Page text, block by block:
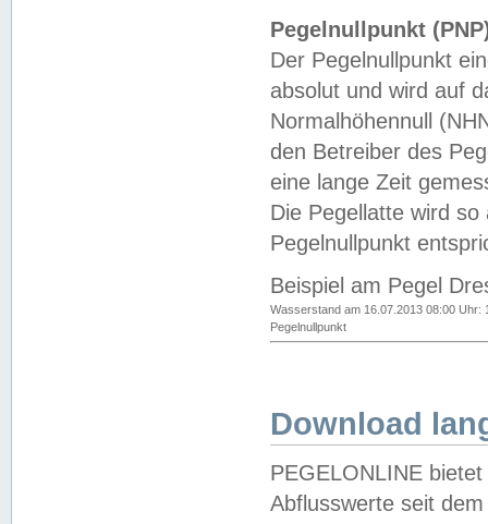
Pegelnullpunkt
Der Pegelnullpunkt
absolut und wird auf
Normalhöhennull
den Betreiber des
eine lange Zeit
Die Pegellatte wird
Pegelnullpunkt
Beispiel am Pegel
Wasserstand am 16.07.2013 08:00 Uhr:
Pegelnullpunkt
Download
PEGELONLINE
Abflusswerte seit